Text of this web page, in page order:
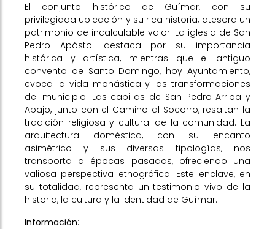
El conjunto histórico de Güímar, con su
privilegiada ubicación y su rica historia, atesora un
patrimonio de incalculable valor. La iglesia de San
Pedro Apóstol destaca por su importancia
histórica y artística, mientras que el antiguo
convento de Santo Domingo, hoy Ayuntamiento,
evoca la vida monástica y las transformaciones
del municipio. Las capillas de San Pedro Arriba y
Abajo, junto con el Camino al Socorro, resaltan la
tradición religiosa y cultural de la comunidad. La
arquitectura doméstica, con su encanto
asimétrico y sus diversas tipologías, nos
transporta a épocas pasadas, ofreciendo una
valiosa perspectiva etnográfica. Este enclave, en
su totalidad, representa un testimonio vivo de la
historia, la cultura y la identidad de Güímar.
Información: